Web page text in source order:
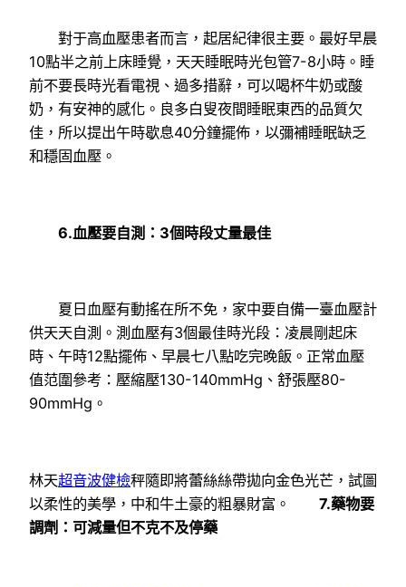
對于高血壓患者而言，起居紀律很主要。最好早晨
10點半之前上床睡覺，天天睡眠時光包管7-8小時。睡
前不要長時光看電視、過多措辭，可以喝杯牛奶或酸
奶，有安神的感化。良多白叟夜間睡眠東西的品質欠
佳，所以提出午時歇息40分鐘擺佈，以彌補睡眠缺乏
和穩固血壓。
6.血壓要自測：3個時段丈量最佳
夏日血壓有動搖在所不免，家中要自備一臺血壓計
供天天自測。測血壓有3個最佳時光段：凌晨剛起床
時、午時12點擺佈、早晨七八點吃完晚飯。正常血壓
值范圍參考：壓縮壓130-140mmHg、舒張壓80-
90mmHg。
林天超音波健檢秤隨即將蕾絲絲帶拋向金色光芒，試圖
以柔性的美學，中和牛土豪的粗暴財富。 7.藥物要
調劑：可減量但不克不及停藥